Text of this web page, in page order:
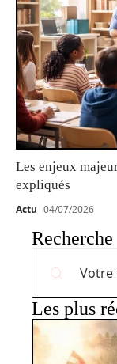
Les enjeux
expliqués
Actu 04/07/2026
Recherche
Les plus